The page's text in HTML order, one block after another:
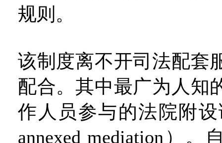
规则。
该制度离不开司法配套
配合。其中最广为人知
作人员参与的法院附设
annexed mediation）。